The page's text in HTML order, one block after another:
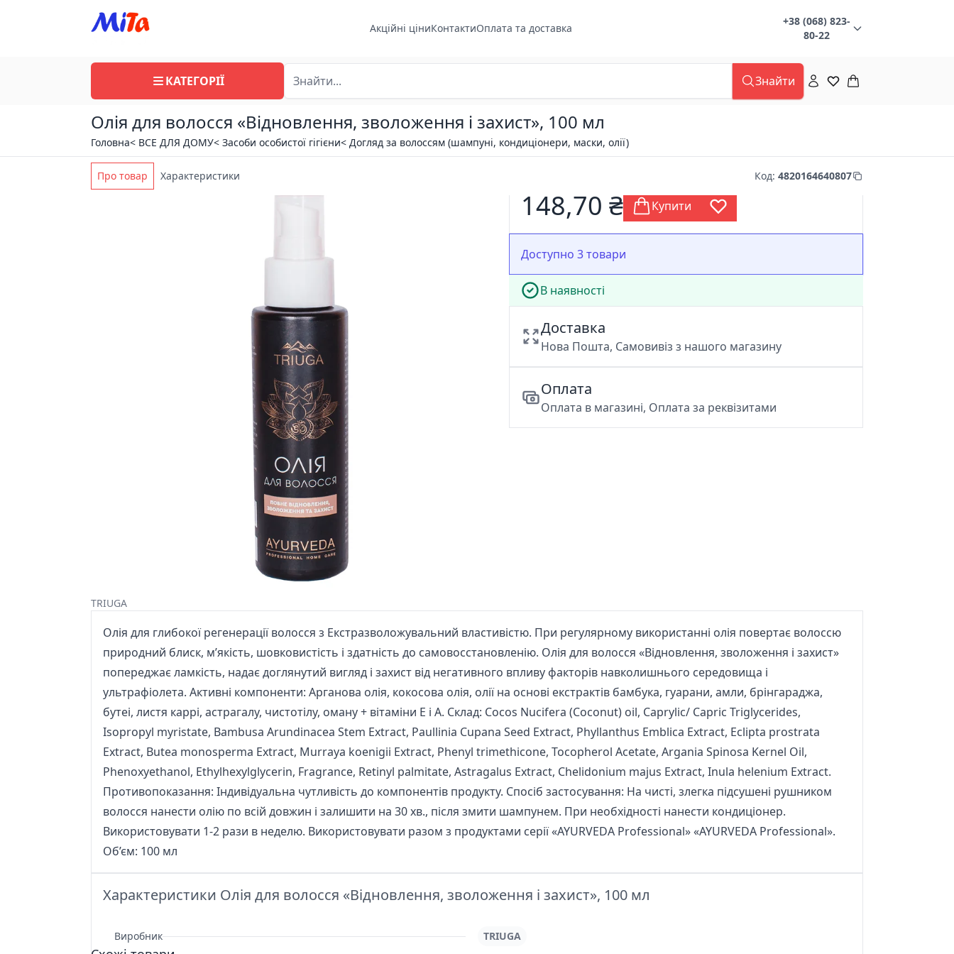
Акційні ціниКонтактиОплата та доставка
+38 (068) 823-
80-22
КАТЕГОРІЇ Знайти
Олія для волосся «Відновлення, зволоження і захист», 100 мл
Головна< ВСЕ ДЛЯ ДОМУ< Засоби особистої гігієни< Догляд за волоссям (шампуні, кондиціонери, маски, олії)
Про товар Характеристики Код: 4820164640807
TRIUGA
148,70 ₴ Купити
Доступно 3 товари
В наявності
Доставка
Нова Пошта, Самовивіз з нашого магазину
Оплата
Оплата в магазині, Оплата за реквізитами
Олія для глибокої регенерації волосся з Екстразволожувальний властивістю. При регулярному використанні олія повертає волоссю
природний блиск, м’якість, шовковистість і здатність до самовосстановленію. Олія для волосся «Відновлення, зволоження і захист»
попереджає ламкість, надає доглянутий вигляд і захист від негативного впливу факторів навколишнього середовища і
ультрафіолета. Активні компоненти: Арганова олія, кокосова олія, олії на основі екстрактів бамбука, гуарани, амли, брінгараджа,
бутеі, листя каррі, астрагалу, чистотілу, оману + вітаміни Е і А. Склад: Cocos Nucifera (Coconut) oil, Caprylic/ Capric Triglycerides,
Isopropyl myristate, Bambusa Arundinacea Stem Extract, Paullinia Cupana Seed Extract, Phyllanthus Emblica Extract, Eclipta prostrata
Extract, Butea monosperma Extract, Murraya koenigii Extract, Рhenyl trimethicone, Tocopherol Acetate, Argania Spinosa Kernel Oil,
Phenoxyethanol, Ethylhexylglycerin, Fragrance, Retinyl palmitate, Astragalus Extract, Chelidonium majus Extract, Inula helenium Extract.
Противопоказання: Індивідуальна чутливість до компонентів продукту. Спосіб застосування: На чисті, злегка підсушені рушником
волосся нанести олію по всій довжин і залишити на 30 хв., після змити шампунем. При необхідності нанести кондиціонер.
Використовувати 1-2 рази в неделю. Використовувати разом з продуктами серії «AYURVEDA Professional» «AYURVEDA Professional».
Об’єм: 100 мл
Характеристики Олія для волосся «Відновлення, зволоження і захист», 100 мл
Виробник TRIUGA